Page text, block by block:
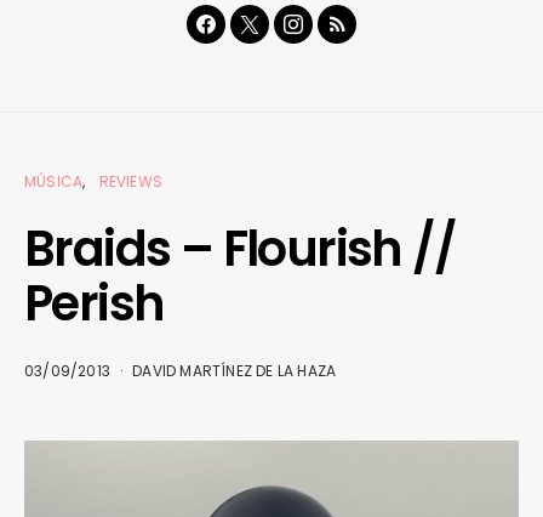
MÚSICA REVIEWS
Braids – Flourish //
Perish
03/09/2013 DAVID MARTÍNEZ DE LA HAZA